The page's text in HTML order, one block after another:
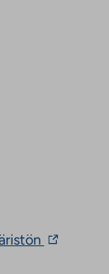
Linkki